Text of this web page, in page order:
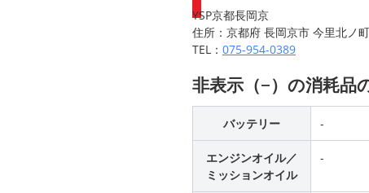
YSP京都長岡京
住所：京都府 長岡京市 今里北ノ
TEL： 075-954-0389
非表示（−）の消耗品
バッテリー -
エンジンオイル／
ミッションオイル
-